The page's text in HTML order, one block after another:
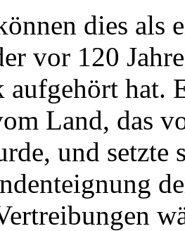
dies als
vor 120
hat.
Land, das
und setzte